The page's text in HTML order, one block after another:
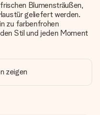
Bewertungen)
bewerten uns mit
Blumensträußen,
geliefert werden.
zu farbenfrohen
Stil und jeden Moment
zeigen